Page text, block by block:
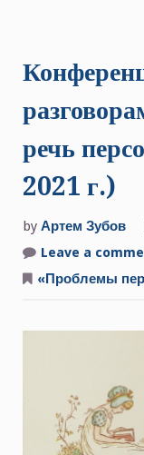
речь
2021 г.)
by Артем Зубов
Leave a
«Проблемы